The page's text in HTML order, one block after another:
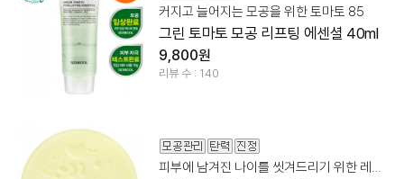
커지고 늘어지는 모공을 위한 토마토 85
그린 토마토 모공 리프팅 에센셜 40ml
9,800원
리뷰 수 : 140
피부에 남겨진 나이를 씻겨드리기 위한 레티놀시카 비누